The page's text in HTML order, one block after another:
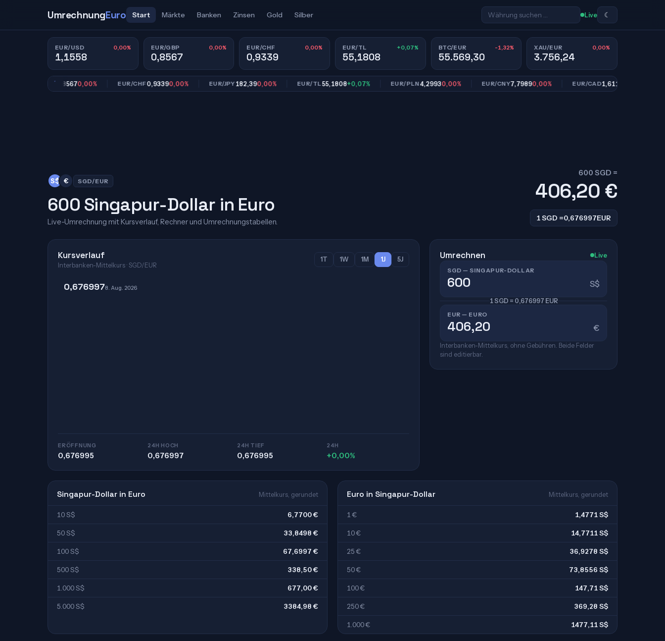
UmrechnungEuro Start Märkte Banken Zinsen Gold Silber Live ☾
EUR/USD 0,00%
1,1558
EUR/GBP 0,00%
0,8567
EUR/CHF 0,00%
0,9339
EUR/TL +0,07%
55,1808
BTC/EUR -1,32%
55.569,30
XAU/EUR 0,00%
3.756,24
0,8567 0,00% EUR/CHF0,93390,00% EUR/JPY182,390,00% EUR/TL55,1808+0,07% EUR/PLN4,29930,00% EUR/CNY7,79890,00% EUR/CAD1,61130,00%
S$ € SGD/EUR
600 Singapur-Dollar in Euro
Live-Umrechnung mit Kursverlauf, Rechner und Umrechnungstabellen.
600 SGD =
406,20 €
1 SGD =0,676997EUR
Kursverlauf
Interbanken-Mittelkurs · SGD/EUR
1T 1W 1M 1J 5J
0,6769978. Aug. 2026
ERÖFFNUNG
0,676995
24H HOCH
0,676997
24H TIEF
0,676995
24H
+0,00%
Umrechnen Live
SGD — SINGAPUR-DOLLAR
S$
1 SGD = 0,676997 EUR
EUR — EURO
€
Interbanken-Mittelkurs, ohne Gebühren. Beide Felder
sind editierbar.
Singapur-Dollar in Euro Mittelkurs, gerundet
10 S$ 6,7700 €
50 S$ 33,8498 €
100 S$ 67,6997 €
500 S$ 338,50 €
1.000 S$ 677,00 €
5.000 S$ 3384,98 €
Euro in Singapur-Dollar Mittelkurs, gerundet
1 € 1,4771 S$
10 € 14,7711 S$
25 € 36,9278 S$
50 € 73,8556 S$
100 € 147,71 S$
250 € 369,28 S$
1.000 € 1477,11 S$